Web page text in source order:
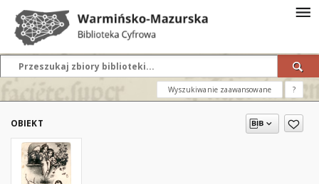
Wyszukiwanie zaawansowane ?
OBIEKT